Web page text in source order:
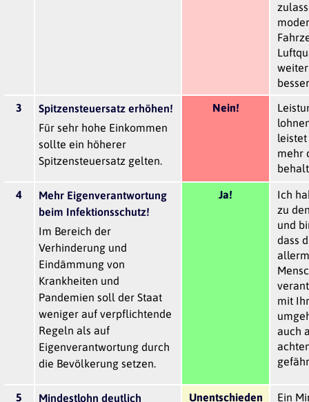
3
Spitzensteuersatz erhöhen!
Für sehr hohe Einkommen
sollte ein höherer
Spitzensteuersatz gelten.
Nein!
leistet
mehr
4
Mehr Eigenverantwortung
beim Infektionsschutz!
Im Bereich der
Verhinderung und
Eindämmung von
Krankheiten und
Pandemien soll der Staat
weniger auf verpflichtende
Regeln als auf
Eigenverantwortung durch
die Bevölkerung setzen.
Ja!
Ich
zu
und
dass
mit
auch
5 Mindestlohn deutlich Unentschieden Ein